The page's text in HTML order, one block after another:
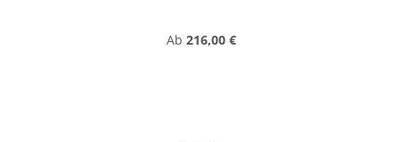
Regulärer Preis:
Ab 216,00 €